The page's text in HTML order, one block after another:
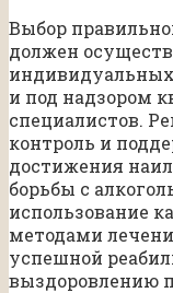
Выбор
должен
индивидуальных
и под надзором
специалистов.
контроль и
достижения
борьбы с
использование
методами
успешной
выздоровлению